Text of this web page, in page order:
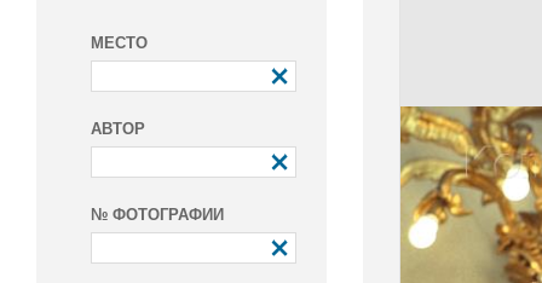
МЕСТО
АВТОР
№ ФОТОГРАФИИ